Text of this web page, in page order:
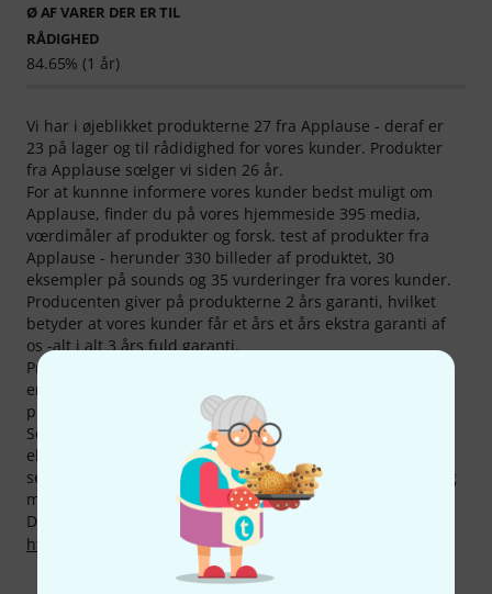
Ø AF VARER DER ER TIL
RÅDIGHED
84.65% (1 år)
Vi har i øjeblikket produkterne 27 fra Applause - deraf er
23 på lager og til rådidighed for vores kunder. Produkter
fra Applause sœlger vi siden 26 år.
For at kunnne informere vores kunder bedst muligt om
Applause, finder du på vores hjemmeside 395 media,
vœrdimåler af produkter og forsk. test af produkter fra
Applause - herunder 330 billeder af produktet, 30
eksempler på sounds og 35 vurderinger fra vores kunder.
Producenten giver på produkterne 2 års garanti, hvilket
betyder at vores kunder får et års et års ekstra garanti af
os -alt i alt 3 års fuld garanti.
Produkter fra Applause køber du billigere hos Thomann
end andre steder. Alene i de sidste 3 måneder har vi sat
priserne ned på 12 produkter.
Selvfølgelig har vi også på produkter fra Applause vores
eksklusive 30-dages-penge garanti, 3 års garanti og ekstra
service som vores kompetente fagfolk, reperaturservice og
meget mere.
Du kan finde flere oplysninger om producenten på
http://www.ovationguitars.com